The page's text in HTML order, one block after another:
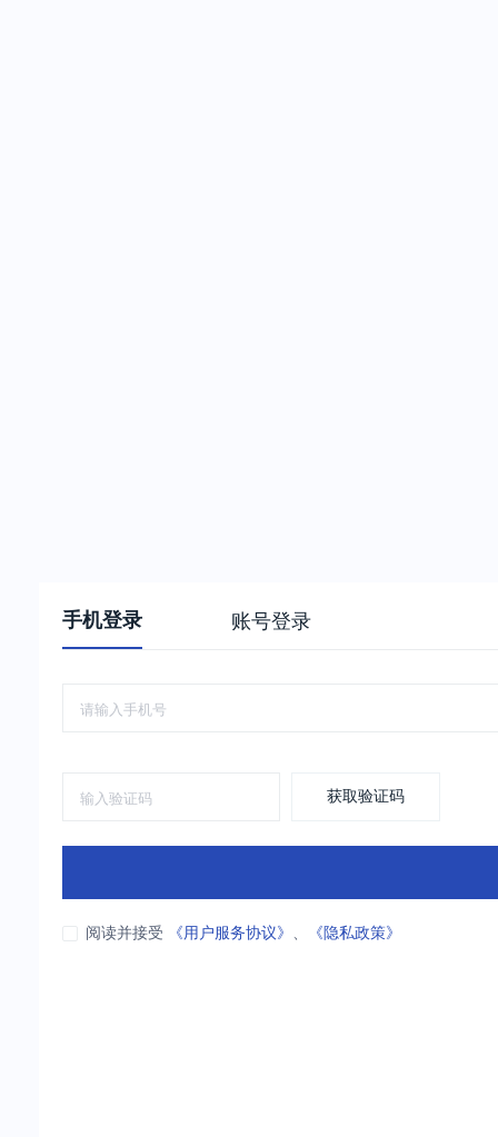
手机登录 账号登录
获取验证码
阅读并接受 《用户服务协议》 、 《隐私政策》